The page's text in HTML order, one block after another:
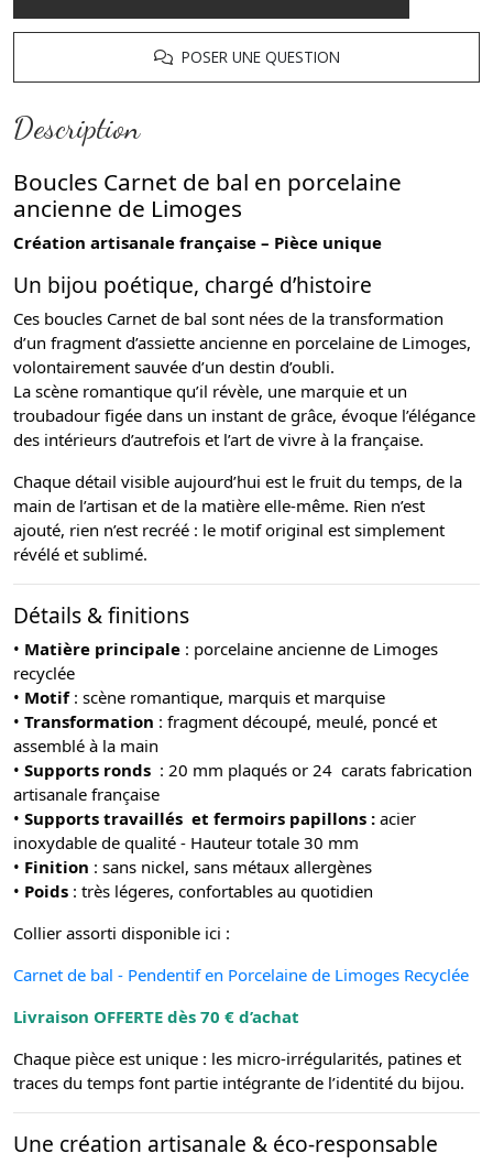
POSER UNE QUESTION
Description
Boucles Carnet de bal en porcelaine
ancienne de Limoges
Création artisanale française – Pièce unique
Un bijou poétique, chargé d’histoire
Ces boucles Carnet de bal sont nées de la transformation
d’un fragment d’assiette ancienne en porcelaine de Limoges,
volontairement sauvée d’un destin d’oubli.
La scène romantique qu’il révèle, une marquie et un
troubadour figée dans un instant de grâce, évoque l’élégance
des intérieurs d’autrefois et l’art de vivre à la française.
Chaque détail visible aujourd’hui est le fruit du temps, de la
main de l’artisan et de la matière elle-même. Rien n’est
ajouté, rien n’est recréé : le motif original est simplement
révélé et sublimé.
Détails & finitions
• Matière principale : porcelaine ancienne de Limoges
recyclée
• Motif: scène romantique, marquis et marquise
• Transformation : fragment découpé, meulé, poncé et
assemblé à la main
• Supports ronds : 20 mm plaqués or 24 carats fabrication
artisanale française
• Supports travaillés et fermoirs papillons : acier
inoxydable de qualité - Hauteur totale 30 mm
• Finition : sans nickel, sans métaux allergènes
• Poids : très légeres, confortables au quotidien
Collier assorti disponible ici :
Carnet de bal - Pendentif en Porcelaine de Limoges Recyclée
Livraison OFFERTE dès 70 € d’achat
Chaque pièce est unique : les micro-irrégularités, patines et
traces du temps font partie intégrante de l’identité du bijou.
Une création artisanale & éco-responsable